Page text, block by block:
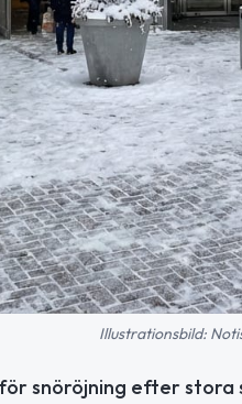
Illustrationsbild:
snöröjning efter